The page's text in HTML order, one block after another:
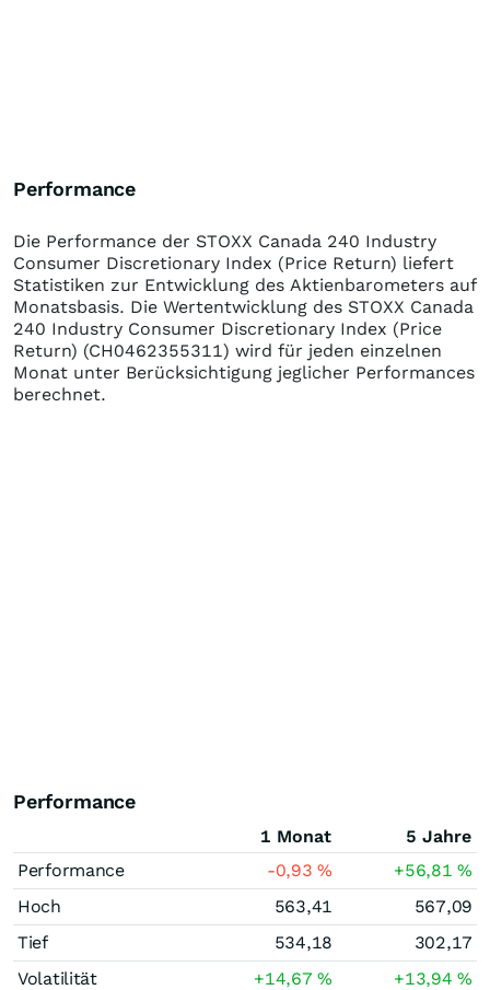
Performance
Die Performance der STOXX Canada 240 Industry
Consumer Discretionary Index (Price Return) liefert
Statistiken zur Entwicklung des Aktienbarometers auf
Monatsbasis. Die Wertentwicklung des STOXX Canada
240 Industry Consumer Discretionary Index (Price
Return) (CH0462355311) wird für jeden einzelnen
Monat unter Berücksichtigung jeglicher Performances
berechnet.
Performance
1 Monat
5 Jahre
Performance
-0,93% +56,81%
Hoch
563,41
567,09
Tief
534,18
302,17
Volatilität
+14,67% +13,94%